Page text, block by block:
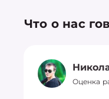
Что о нас
Оценка